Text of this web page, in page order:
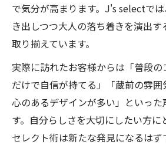
で気分が高まります。J's selectで
き出しつつ大人の落ち着きを演出
取り揃えています。
実際に訪れたお客様からは「普段
だけで自信が持てる」「蔵前の雰
心のあるデザインが多い」といっ
す。自分らしさを大切にしたい方
セレクト術は新たな発見になるはず